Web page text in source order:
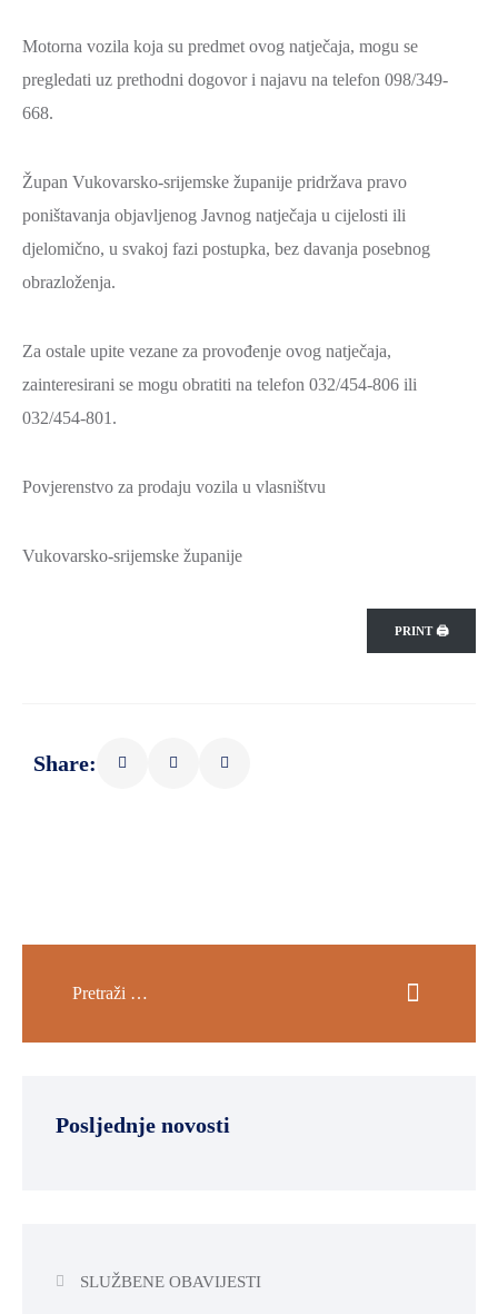
Motorna vozila koja su predmet ovog natječaja, mogu se
pregledati uz prethodni dogovor i najavu na telefon 098/349-
668.
Župan Vukovarsko-srijemske županije pridržava pravo
poništavanja objavljenog Javnog natječaja u cijelosti ili
djelomično, u svakoj fazi postupka, bez davanja posebnog
obrazloženja.
Za ostale upite vezane za provođenje ovog natječaja,
zainteresirani se mogu obratiti na telefon 032/454-806 ili
032/454-801.
Povjerenstvo za prodaju vozila u vlasništvu
Vukovarsko-srijemske županije
PRINT 🖨
Share:
Posljednje novosti
SLUŽBENE OBAVIJESTI